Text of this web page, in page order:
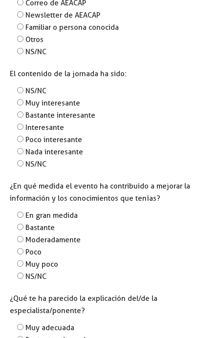
Correo de AEACAP
Newsletter de AEACAP
Familiar o persona conocida
Otros
NS/NC
El contenido de la jornada ha sido:
NS/NC
Muy interesante
Bastante interesante
Interesante
Poco interesante
Nada interesante
NS/NC
¿En qué medida el evento ha contribuido a mejorar la
información y los conocimientos que tenías?
En gran medida
Bastante
Moderadamente
Poco
Muy poco
NS/NC
¿Qué te ha parecido la explicación del/de la
especialista/ponente?
Muy adecuada